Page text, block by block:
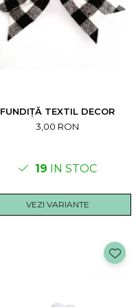
FUNDIȚĂ TEXTIL DECOR
3,00 RON
19 IN STOC
VEZI VARIANTE